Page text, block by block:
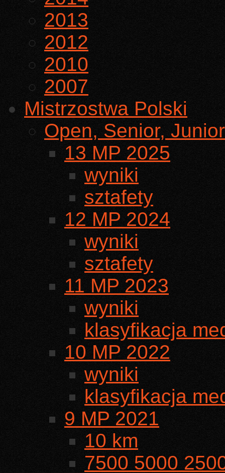
2013
2012
2010
2007
Mistrzostwa Polski
Open, Senior, Junior
13 MP 2025
wyniki
sztafety
12 MP 2024
wyniki
sztafety
11 MP 2023
wyniki
klasyfikacja
10 MP 2022
wyniki
klasyfikacja
9 MP 2021
10 km
7500 5000